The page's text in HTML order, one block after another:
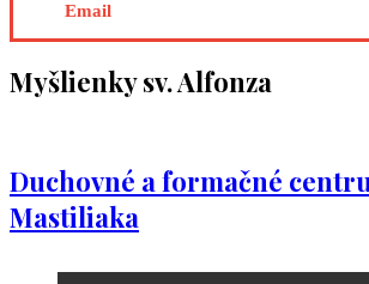
Email
Myšlienky sv. Alfonza
Duchovné a formačné
Mastiliaka